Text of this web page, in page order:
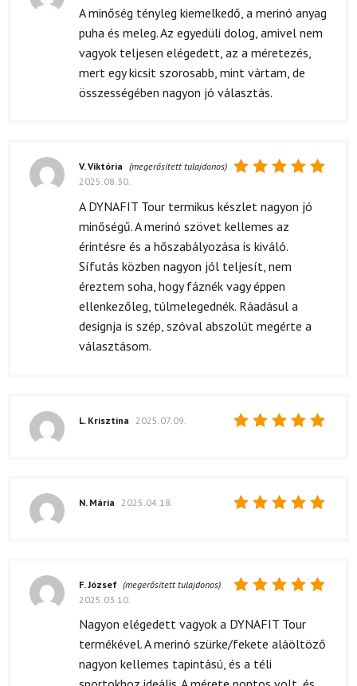
Értékelés:
4
A minőség tényleg kiemelkedő, a merinó anyag
puha és meleg. Az egyedüli dolog, amivel nem
vagyok teljesen elégedett, az a méretezés,
mert egy kicsit szorosabb, mint vártam, de
összességében nagyon jó választás.
5 / 5
V. Viktória (megerősített tulajdonos)
2025.08.30.
A DYNAFIT Tour termikus készlet nagyon jó
minőségű. A merinó szövet kellemes az
érintésre és a hőszabályozása is kiváló.
Sífutás közben nagyon jól teljesít, nem
éreztem soha, hogy fáznék vagy éppen
ellenkezőleg, túlmelegednék. Ráadásul a
designja is szép, szóval abszolút megérte a
választásom.
L. Krisztina 2025.07.09.
N. Mária 2025.04.18.
5/ 5
F. József (megerősített tulajdonos)
2025.03.10.
Nagyon elégedett vagyok a DYNAFIT Tour
termékével. A merinó szürke/fekete aláöltöző
nagyon kellemes tapintású, és a téli